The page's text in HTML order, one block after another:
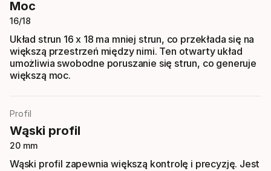
Moc
16/18
Układ strun 16 x 18 ma mniej strun, co przekłada się na
większą przestrzeń między nimi. Ten otwarty układ
umożliwia swobodne poruszanie się strun, co generuje
większą moc.
Profil
Wąski profil
20 mm
Wąski profil zapewnia większą kontrolę i precyzję. Jest